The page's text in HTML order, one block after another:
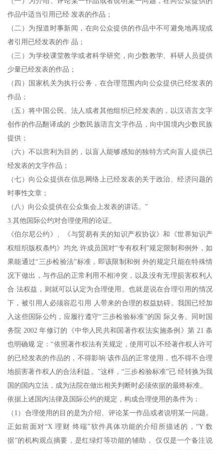
作品中适当引用已经 发表的作品；
（二）为报道时事新闻，在向公众提供的作品中不可避免地再现或
者引用已经发表的作 品；
（三）为学校课堂教学或者科学研究，向少数教学、科研人员提供
少量已经发表的作品；
（四）国家机关为执行公务，在合理范围内向公众提供已经发表的
作品；
（五）将中国公民、法人或者其他组织已经发表的，以汉语言文字
创作的作品翻译成的 少数民族语言文字作品，向中国境内少数民族
提供；
（六）不以营利为目的，以盲人能够感知的独特方式向盲人提供已
经发表的文字作品；
（七）向公众提供在信息网络上已经发表的关于政治、经济问题的
时事性文章；
（八）向公众提供在公众集会上发表的讲话。”
3.其他国际公约对合理使用的论证。
《伯尔尼公约》、《与贸易有关的知识产权协议》和《世界知识产
权组织版权条约》均允 许成员国对“专有权利”规定限制和例外，如
果能通过“三步检验法”标准，即该限制和例 外的规定只能在特殊情
况下做出，与作品的正常利用不相冲突，以及没有无理损害权利人
合 法权益，则就可以认定为合理使用。也就是说在合理引用的情况
下，被引用人必须容忍引用 人带来的合理的权益妨碍。我国已经加
入这些国际公约，应履行遵守“三步检验标准”的国 际义务。同时国
务院 2002 年修订的《中华人民共和国著作权法实施条例》第 21 条
也明确规 定：“依照著作权法有关规定，使用可以不经著作权人许可
的已经发表的作品的，不得影响 该作品的正常使用，也不得不合理
地损害著作权人的合法利益。”这样，“三步检验标准”已 经转换为我
国的国内立法，成为法院在做出相关判断时必须依据的最终标准。
依据上述国内法律及国际公约的规定，构成合理使用的条件为：
（1）合理使用的目的是为介绍、评论某一作品或者说明某一问题。
正如前面对“X 理财 终端”软件具体功能的介绍所描述的，“Y 数
据”的机构观点摘要，是红绿灯等功能的辅助， 仅仅是一个备注说